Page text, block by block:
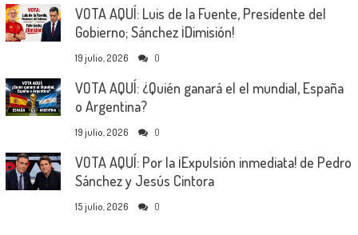
VOTA AQUÍ: Luis de la Fuente, Presidente del
Gobierno; Sánchez ¡Dimisión!
19 julio, 2026 0
VOTA AQUÍ: ¿Quién ganará el el mundial, España
o Argentina?
19 julio, 2026 0
VOTA AQUÍ: Por la ¡Expulsión inmediata! de Pedro
Sánchez y Jesús Cintora
15 julio, 2026 0